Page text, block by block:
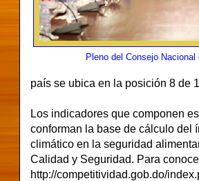
Pleno del Consejo
país se ubica en la posición 8 de
Los indicadores que componen
conforman la base de cálculo del
climático en la seguridad
Calidad y Seguridad. Para
http://competitividad.gob.do/